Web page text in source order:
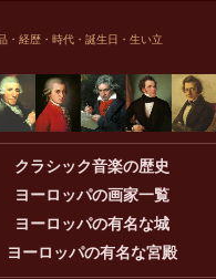
・経歴・時代・誕生日・生い立
クラシック音楽の歴史
ヨーロッパの画家一覧
ヨーロッパの有名な城
ヨーロッパの有名な宮殿